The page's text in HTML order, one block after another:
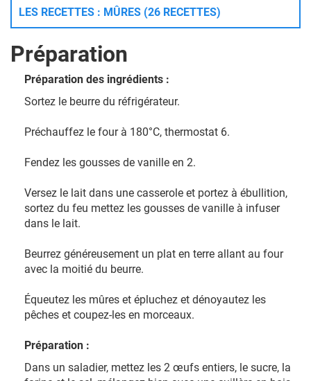
LES RECETTES : MÛRES (26 RECETTES)
Préparation
Préparation des ingrédients :
Sortez le beurre du réfrigérateur.
Préchauffez le four à 180°C, thermostat 6.
Fendez les gousses de vanille en 2.
Versez le lait dans une casserole et portez à ébullition,
sortez du feu mettez les gousses de vanille à infuser
dans le lait.
Beurrez généreusement un plat en terre allant au four
avec la moitié du beurre.
Équeutez les mûres et épluchez et dénoyautez les
pêches et coupez-les en morceaux.
Préparation :
Dans un saladier, mettez les 2 œufs entiers, le sucre, la